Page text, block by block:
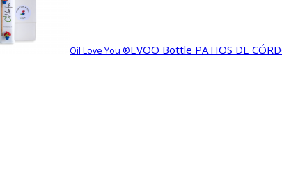
Oil Love You ®EVOO Bottle PATIOS DE